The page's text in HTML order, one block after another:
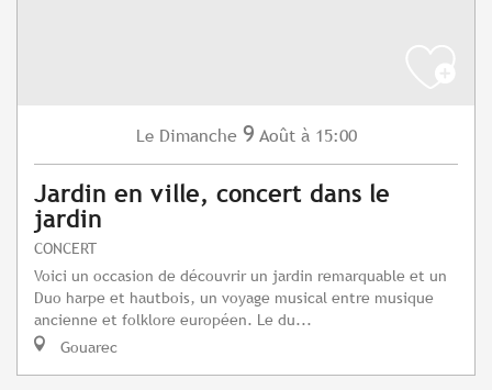
Le Dimanche 9 Août à 15:00
Jardin en ville, concert dans le
jardin
CONCERT
Voici un occasion de découvrir un jardin remarquable et un
Duo harpe et hautbois, un voyage musical entre musique
ancienne et folklore européen. Le du...
Gouarec